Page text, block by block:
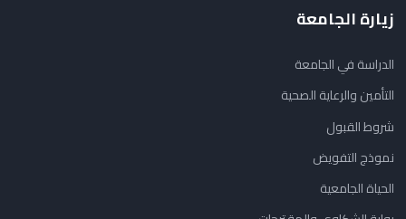
زيارة الجامعة
الدراسة في الجامعة
التأمين والرعاية الصحية
شروط القبول
نموذج التفويض
الحياة الجامعية